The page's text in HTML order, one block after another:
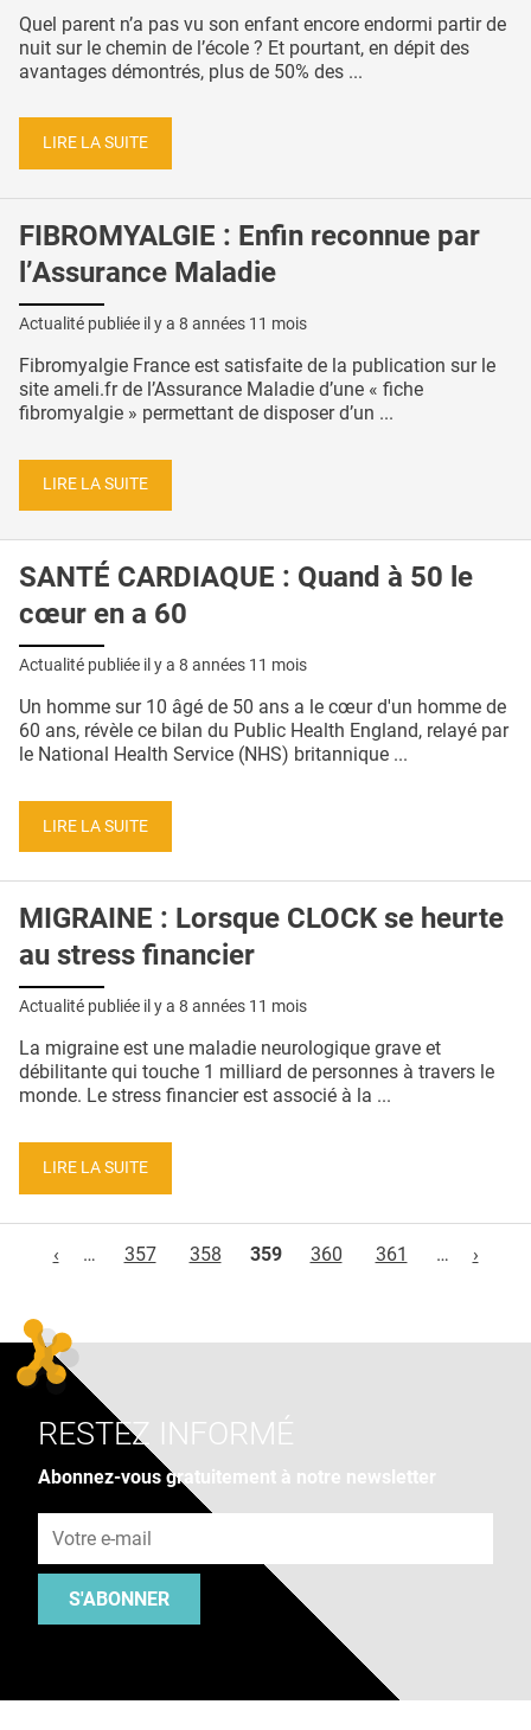
Quel parent n’a pas vu son enfant encore endormi partir de
nuit sur le chemin de l’école ? Et pourtant, en dépit des
avantages démontrés, plus de 50% des ...
LIRE LA SUITE
FIBROMYALGIE : Enfin reconnue par
l’Assurance Maladie
Actualité publiée il y a 8 années 11 mois
Fibromyalgie France est satisfaite de la publication sur le
site ameli.fr de l’Assurance Maladie d’une « fiche
fibromyalgie » permettant de disposer d’un ...
LIRE LA SUITE
SANTÉ CARDIAQUE : Quand à 50 le
cœur en a 60
Actualité publiée il y a 8 années 11 mois
Un homme sur 10 âgé de 50 ans a le cœur d'un homme de
60 ans, révèle ce bilan du Public Health England, relayé par
le National Health Service (NHS) britannique ...
LIRE LA SUITE
MIGRAINE : Lorsque CLOCK se heurte
au stress financier
Actualité publiée il y a 8 années 11 mois
La migraine est une maladie neurologique grave et
débilitante qui touche 1 milliard de personnes à travers le
monde. Le stress financier est associé à la ...
LIRE LA SUITE
‹
… 357 358 359 360 361 … ›
RESTEZ INFORMÉ
Abonnez-vous gratuitement à notre newsletter
S'ABONNER